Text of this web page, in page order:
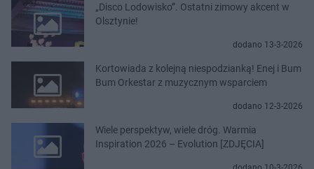
„Disco Lodowisko”. Ostatni zimowy akcent w
Olsztynie!
dodano 13-3-2026
Kortowiada z kolejną niespodzianką! Enej i Bum
Bum Orkestar z muzycznym wsparciem
dodano 12-3-2026
Wiele perspektyw, wiele dróg. Warmia
Inspiration 2026 – Evolution [ZDJĘCIA]